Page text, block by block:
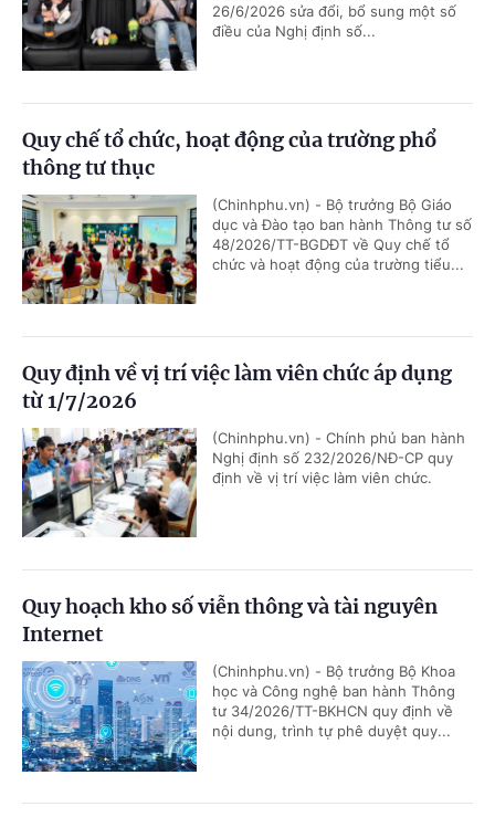
26/6/2026 sửa đổi, bổ sung một số
điều của Nghị định số...
Quy chế tổ chức, hoạt động của trường phổ
thông tư thục
(Chinhphu.vn) - Bộ trưởng Bộ Giáo
dục và Đào tạo ban hành Thông tư số
48/2026/TT-BGDĐT về Quy chế tổ
chức và hoạt động của trường tiểu...
Quy định về vị trí việc làm viên chức áp dụng
từ 1/7/2026
(Chinhphu.vn) - Chính phủ ban hành
Nghị định số 232/2026/NĐ-CP quy
định về vị trí việc làm viên chức.
Quy hoạch kho số viễn thông và tài nguyên
Internet
(Chinhphu.vn) - Bộ trưởng Bộ Khoa
học và Công nghệ ban hành Thông
tư 34/2026/TT-BKHCN quy định về
nội dung, trình tự phê duyệt quy...